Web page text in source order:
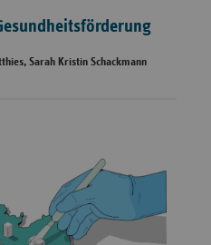
Sarah Kristin Schackmann